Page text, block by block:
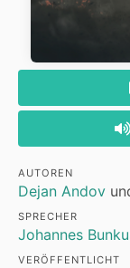
AUTOREN
Dejan Andov
SPRECHER
Johannes
VERÖFFENTLICHT